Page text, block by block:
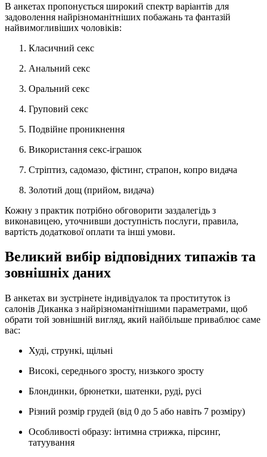
В анкетах пропонується широкий спектр варіантів для
задоволення найрізноманітніших побажань та фантазій
найвимогливіших чоловіків:
Класичний секс
Анальний секс
Оральний секс
Груповий секс
Подвійне проникнення
Використання секс-іграшок
Стріптиз, садомазо, фістинг, страпон, копро видача
Золотий дощ (прийом, видача)
Кожну з практик потрібно обговорити заздалегідь з
виконавицею, уточнивши доступність послуги, правила,
вартість додаткової оплати та інші умови.
Великий вибір відповідних типажів та
зовнішніх даних
В анкетах ви зустрінете індивідуалок та проституток із
салонів Диканка з найрізноманітнішими параметрами, щоб
обрати той зовнішній вигляд, який найбільше приваблює саме
вас:
Худі, стрункі, щільні
Високі, середнього зросту, низького зросту
Блондинки, брюнетки, шатенки, руді, русі
Різний розмір грудей (від 0 до 5 або навіть 7 розміру)
Особливості образу: інтимна стрижка, пірсинг,
татуування